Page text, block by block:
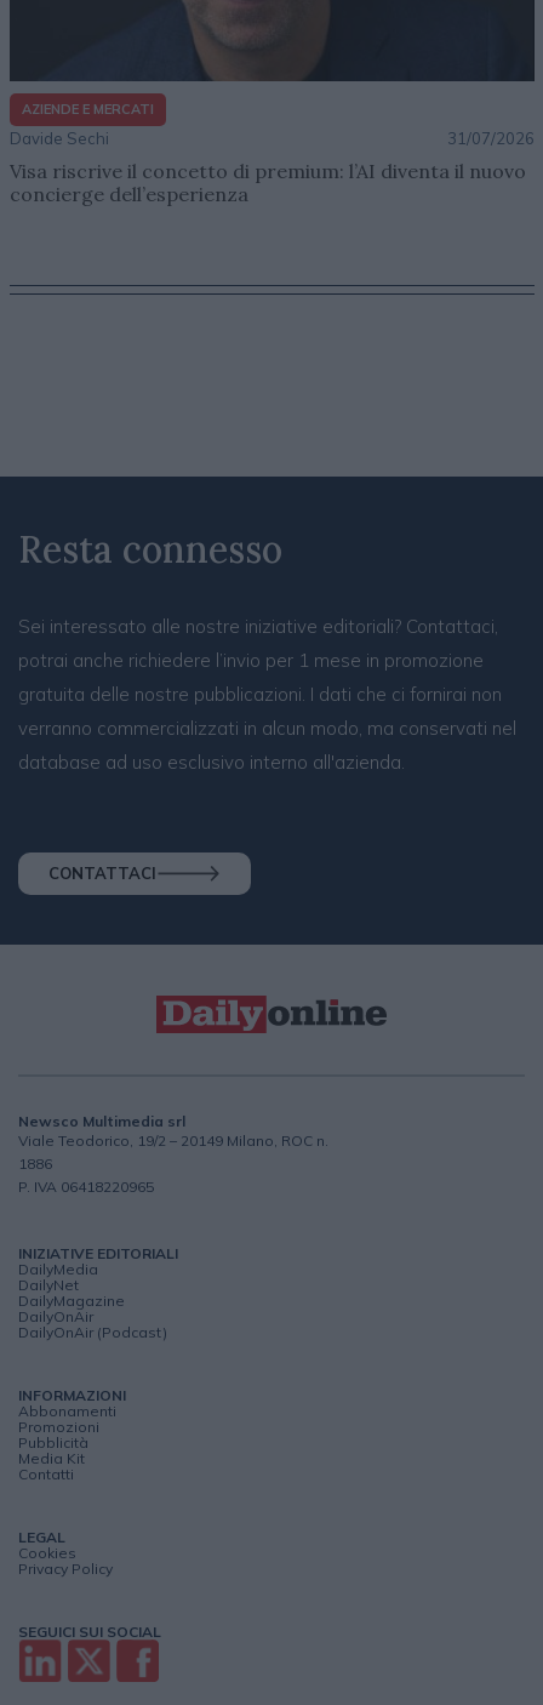
AZIENDE E MERCATI
Davide Sechi 31/07/2026
Visa riscrive il concetto di premium: l’AI diventa il nuovo
concierge dell’esperienza
Resta connesso
Sei interessato alle nostre iniziative editoriali? Contattaci,
potrai anche richiedere l’invio per 1 mese in promozione
gratuita delle nostre pubblicazioni. I dati che ci fornirai non
verranno commercializzati in alcun modo, ma conservati nel
database ad uso esclusivo interno all'azienda.
CONTATTACI
Newsco Multimedia srl
Viale Teodorico, 19/2 – 20149 Milano, ROC n.
1886
P. IVA 06418220965
INIZIATIVE EDITORIALI
DailyMedia
DailyNet
DailyMagazine
DailyOnAir
DailyOnAir (Podcast)
INFORMAZIONI
Abbonamenti
Promozioni
Pubblicità
Media Kit
Contatti
LEGAL
Cookies
Privacy Policy
SEGUICI SUI SOCIAL